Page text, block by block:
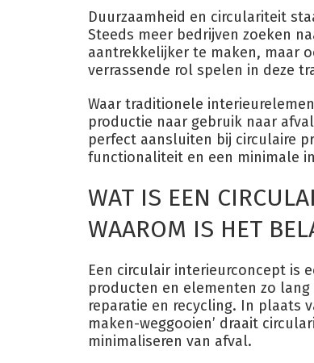
Duurzaamheid en circulariteit
Steeds meer bedrijven zoeken
aantrekkelijker te maken, maar
verrassende rol spelen in deze
Waar traditionele
productie naar gebruik naar
perfect aansluiten bij circulaire
functionaliteit en een minimale
WAT IS EEN
WAAROM IS HET
Een circulair interieurconcept is
producten en elementen zo
reparatie en recycling. In plaats
maken-weggooien’ draait
minimaliseren van afval.